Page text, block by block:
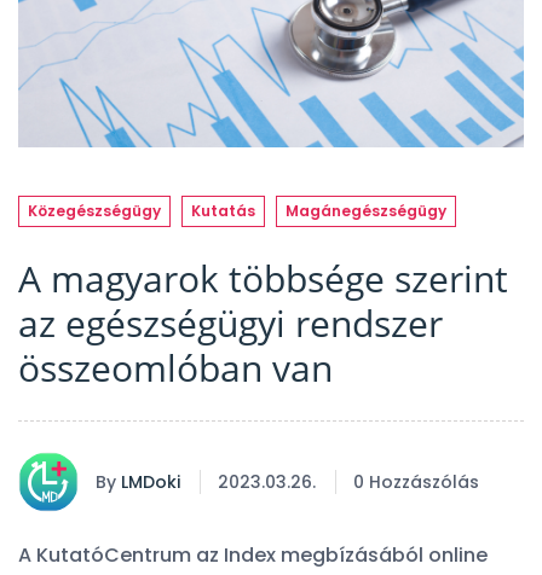
Közegészségügy Kutatás Magánegészségügy
A magyarok többsége szerint
az egészségügyi rendszer
összeomlóban van
By LMDoki 2023.03.26. 0 Hozzászólás
A KutatóCentrum az Index megbízásából online